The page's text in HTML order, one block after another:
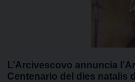
L’Arcivescovo annuncia
Centenario del dies natalis